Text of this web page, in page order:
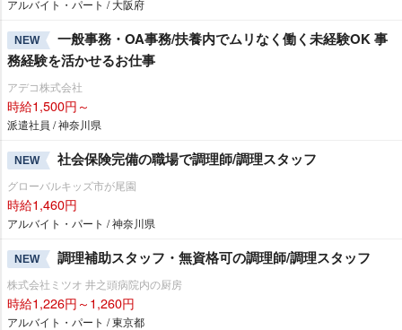
アルバイト・パート / 大阪府
NEW
一般事務・OA事務/扶養内でムリなく働く未経験OK 事
務経験を活かせるお仕事
アデコ株式会社
時給1,500円～
派遣社員 / 神奈川県
NEW 社会保険完備の職場で調理師/調理スタッフ
グローバルキッズ市が尾園
時給1,460円
アルバイト・パート / 神奈川県
NEW 調理補助スタッフ・無資格可の調理師/調理スタッフ
株式会社ミツオ 井之頭病院内の厨房
時給1,226円～1,260円
アルバイト・パート / 東京都